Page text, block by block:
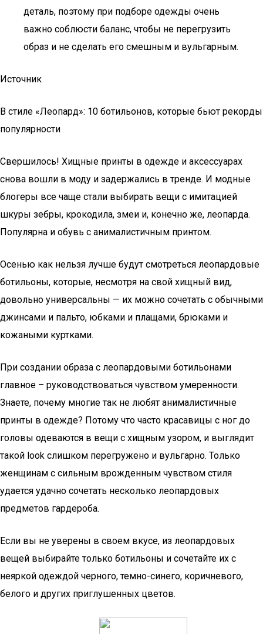
деталь, поэтому при подборе одежды очень
важно соблюсти баланс, чтобы не перегрузить
образ и не сделать его смешным и вульгарным.
Источник
В стиле «Леопард»: 10 ботильонов, которые бьют рекорды
популярности
Свершилось! Хищные принты в одежде и аксессуарах
снова вошли в моду и задержались в тренде. И модные
блогеры все чаще стали выбирать вещи с имитацией
шкуры зебры, крокодила, змеи и, конечно же, леопарда.
Популярна и обувь с анималистичным принтом.
Осенью как нельзя лучше будут смотреться леопардовые
ботильоны, которые, несмотря на свой хищный вид,
довольно универсальны — их можно сочетать с обычными
джинсами и пальто, юбками и плащами, брюками и
кожаными куртками.
При создании образа с леопардовыми ботильонами
главное – руководствоваться чувством умеренности.
Знаете, почему многие так не любят анималистичные
принты в одежде? Потому что часто красавицы с ног до
головы одеваются в вещи с хищным узором, и выглядит
такой look слишком перегружено и вульгарно. Только
женщинам с сильным врожденным чувством стиля
удается удачно сочетать несколько леопардовых
предметов гардероба.
Если вы не уверены в своем вкусе, из леопардовых
вещей выбирайте только ботильоны и сочетайте их с
неяркой одеждой черного, темно-синего, коричневого,
белого и других приглушенных цветов.